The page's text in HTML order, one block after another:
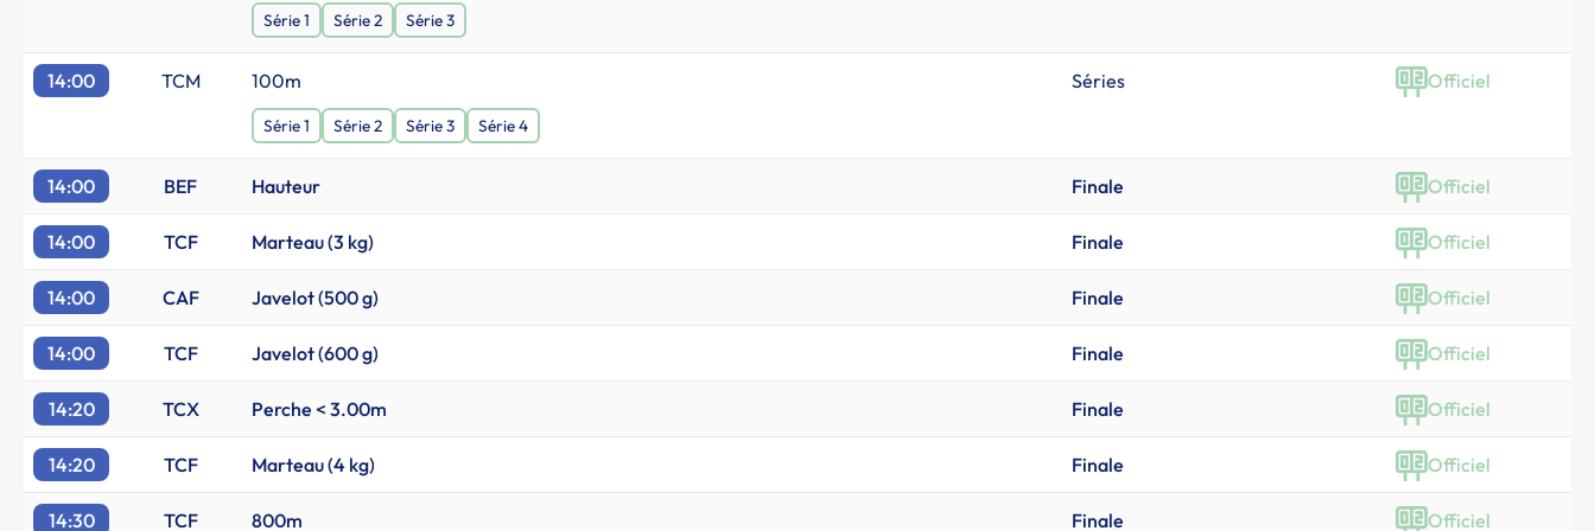
Série 1 Série 2 Série 3
14:00 TCM 100m Séries Officiel
Série 1 Série 2 Série 3 Série 4
14:00 BEF Hauteur Finale Officiel
14:00 TCF Marteau (3 kg) Finale Officiel
14:00 CAF Javelot (500 g) Finale Officiel
14:00 TCF Javelot (600 g) Finale Officiel
14:20 TCX Perche < 3.00m Finale Officiel
14:20 TCF Marteau (4 kg) Finale Officiel
14:30 TCF 800m Finale Officiel